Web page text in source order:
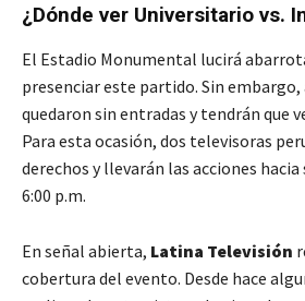
¿Dónde ver Universitario vs.
El Estadio Monumental lucirá
presenciar este partido. Sin embargo,
quedaron sin entradas y tendrán que
Para esta ocasión, dos televisoras
derechos y llevarán las acciones hacia
6:00 p.m.
En señal abierta, Latina Televisión
cobertura del evento. Desde hace